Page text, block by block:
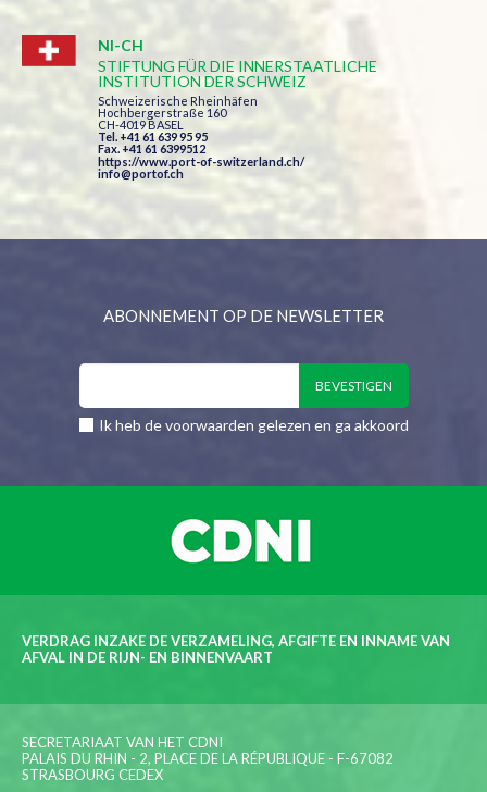
NI-CH
STIFTUNG FÜR DIE INNERSTAATLICHE
INSTITUTION DER SCHWEIZ
Schweizerische Rheinhäfen
Hochbergerstraße 160
CH-4019 BASEL
Tel. +41 61 639 95 95
Fax. +41 61 6399512
https://www.port-of-switzerland.ch/
info@portof.ch
ABONNEMENT OP DE NEWSLETTER
Ik heb de voorwaarden gelezen en ga akkoord
VERDRAG INZAKE DE VERZAMELING, AFGIFTE EN INNAME VAN
AFVAL IN DE RIJN- EN BINNENVAART
SECRETARIAAT VAN HET CDNI
PALAIS DU RHIN - 2, PLACE DE LA RÉPUBLIQUE - F-67082
STRASBOURG CEDEX